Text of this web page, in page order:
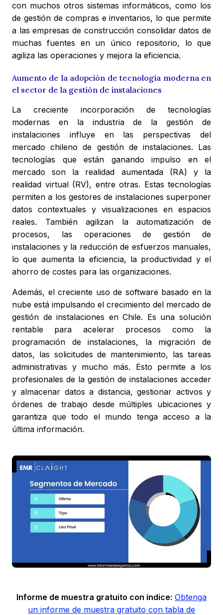
con muchos otros sistemas informáticos, como los
de gestión de compras e inventarios, lo que permite
a las empresas de construcción consolidar datos de
muchas fuentes en un único repositorio, lo que
agiliza las operaciones y mejora la eficiencia.
Aumento de la adopción de tecnología moderna en
el sector de la gestión de instalaciones
La creciente incorporación de tecnologías
modernas en la industria de la gestión de
instalaciones influye en las perspectivas del
mercado chileno de gestión de instalaciones. Las
tecnologías que están ganando impulso en el
mercado son la realidad aumentada (RA) y la
realidad virtual (RV), entre otras. Estas tecnologías
permiten a los gestores de instalaciones superponer
datos contextuales y visualizaciones en espacios
reales. También agilizan la automatización de
procesos, las operaciones de gestión de
instalaciones y la reducción de esfuerzos manuales,
lo que aumenta la eficiencia, la productividad y el
ahorro de costes para las organizaciones.
Además, el creciente uso de software basado en la
nube está impulsando el crecimiento del mercado de
gestión de instalaciones en Chile. Es una solución
rentable para acelerar procesos como la
programación de instalaciones, la migración de
datos, las solicitudes de mantenimiento, las tareas
administrativas y mucho más. Esto permite a los
profesionales de la gestión de instalaciones acceder
y almacenar datos a distancia, gestionar activos y
órdenes de trabajo desde múltiples ubicaciones y
garantiza que todo el mundo tenga acceso a la
última información.
Informe de muestra gratuito con índice: Obtenga
un informe de muestra gratuito con tabla de